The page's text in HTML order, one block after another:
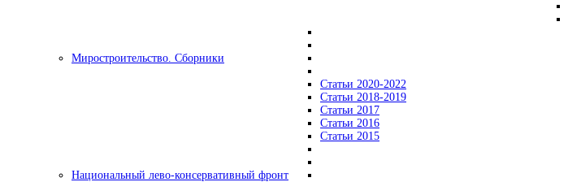
Миростроительство. Сборники
Статьи 2020-2022
Статьи 2018-2019
Статьи 2017
Статьи 2016
Статьи 2015
Национальный лево-консервативный фронт